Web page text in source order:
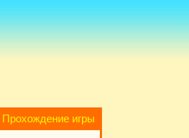
Прохождение игры